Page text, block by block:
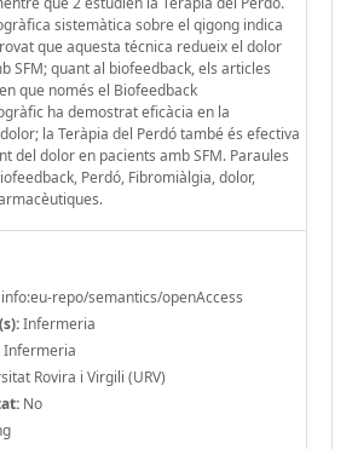
sistemàtica sobre el qigong indica
que aquesta técnica redueix el dolor
SFM; quant al biofeedback, els articles
que només el Biofeedback
ha demostrat eficàcia en la
la Teràpia del Perdó també és efectiva
del dolor en pacients amb SFM. Paraules
Perdó, Fibromiàlgia, dolor,
info:eu-repo/semantics/openAccess
Infermeria
Infermeria
Rovira i Virgili (URV)
No